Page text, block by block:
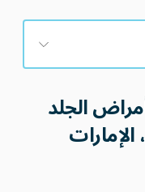
الجلد